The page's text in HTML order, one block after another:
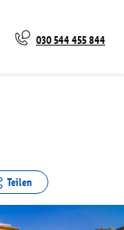
030 544 455 844
Teilen